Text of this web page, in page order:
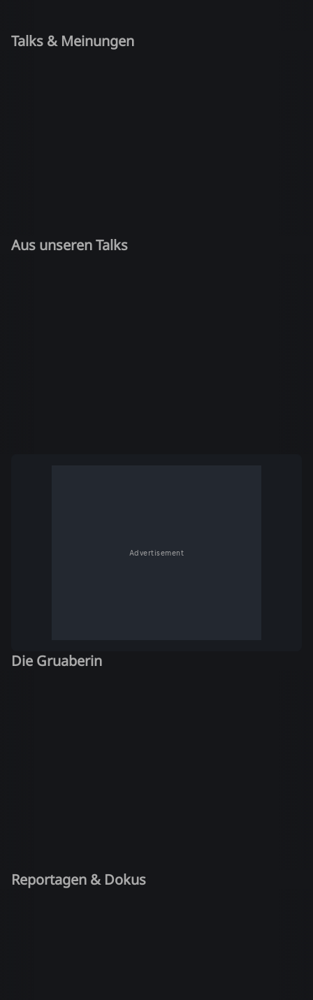
Talks & Meinungen
Aus unseren Talks
Advertisement
Die Gruaberin
Reportagen & Dokus